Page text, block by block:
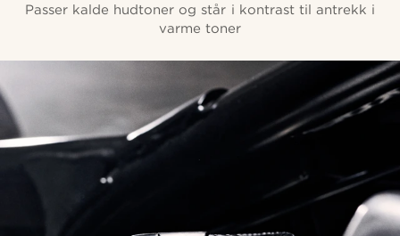
Passer kalde hudtoner og står i kontrast til antrekk i
varme toner